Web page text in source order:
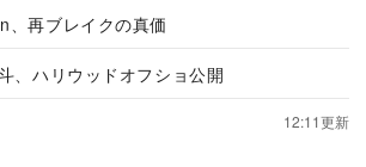
再ブレイクの真価
、ハリウッドオフショ公開
12:11更新